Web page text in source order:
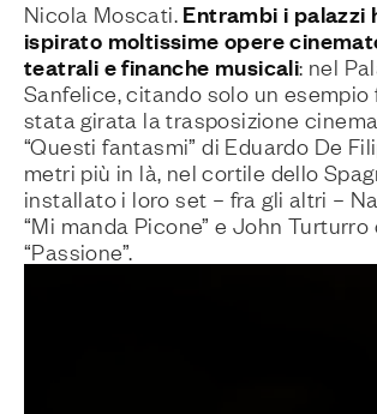
Nicola Moscati. Entrambi i palazzi
ispirato moltissime opere
teatrali e finanche musicali: nel
Sanfelice, citando solo un esempio
stata girata la trasposizione
“Questi fantasmi” di Eduardo De
metri più in là, nel cortile dello
installato i loro set – fra gli altri –
“Mi manda Picone” e John
“Passione”.